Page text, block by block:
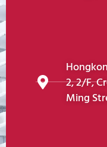
2, 2/F,
Ming